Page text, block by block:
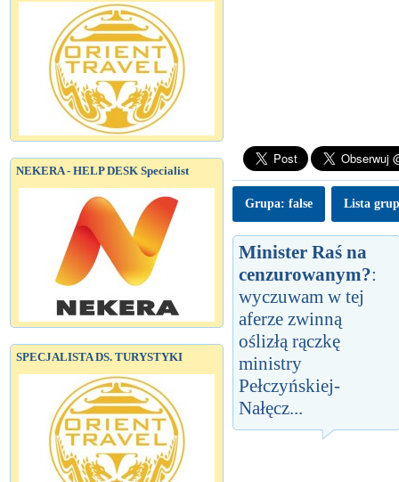
NEKERA - HELP DESK Specialist
SPECJALISTA DS. TURYSTYKI
Grupa: false Lista grup
Minister Raś na
cenzurowanym?:
wyczuwam w tej
aferze zwinną
oślizłą rączkę
ministry
Pełczyńskiej-
Nałęcz...